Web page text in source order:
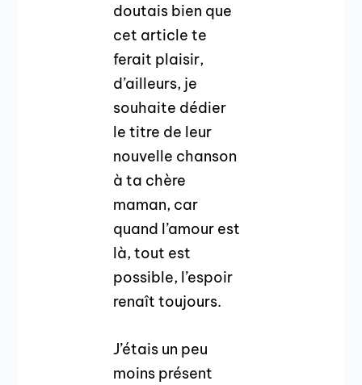
doutais bien que
cet article te
ferait plaisir,
d’ailleurs, je
souhaite dédier
le titre de leur
nouvelle chanson
à ta chère
maman, car
quand l’amour est
là, tout est
possible, l’espoir
renaît toujours.
J’étais un peu
moins présent